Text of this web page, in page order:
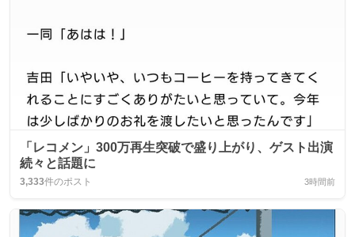
「レコメン」300万再生突破で盛り上がり、ゲスト出演
続々と話題に
3,333件のポスト 3時間前